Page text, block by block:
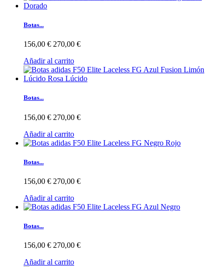
Botas...
156,00 € 270,00 €
Añadir al carrito
Botas...
156,00 € 270,00 €
Añadir al carrito
Botas...
156,00 € 270,00 €
Añadir al carrito
Botas...
156,00 € 270,00 €
Añadir al carrito